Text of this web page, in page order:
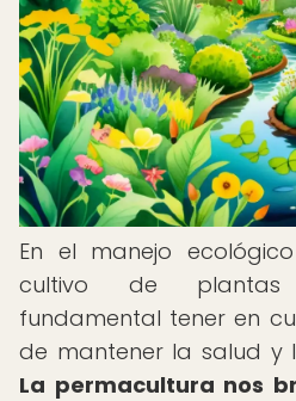
En el manejo
cultivo de plantas
fundamental tener en
de mantener la salud y
La permacultura nos